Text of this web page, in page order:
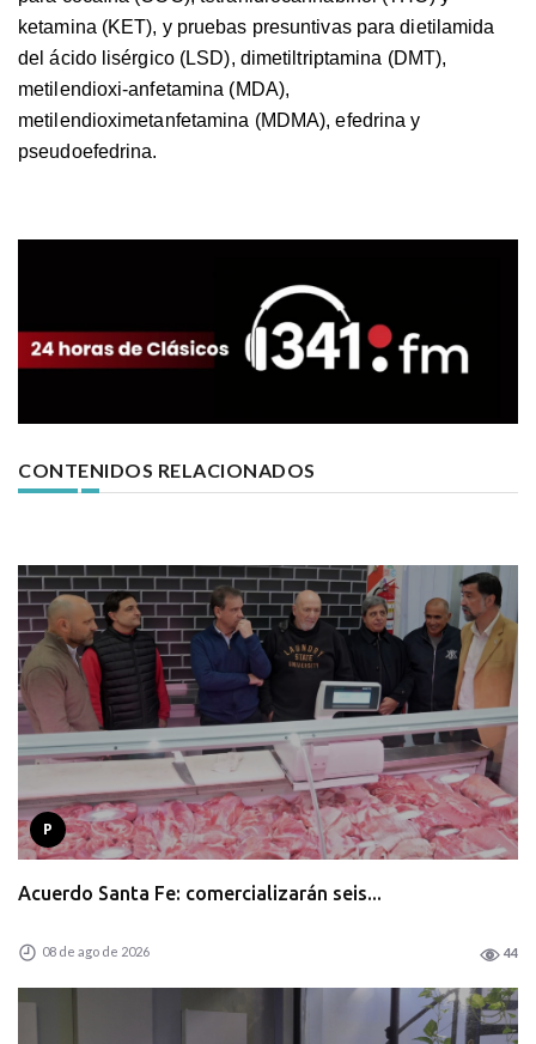
ketamina (KET), y pruebas presuntivas para dietilamida
del ácido lisérgico (LSD), dimetiltriptamina (DMT),
metilendioxi-anfetamina (MDA),
metilendioximetanfetamina (MDMA), efedrina y
pseudoefedrina.
CONTENIDOS RELACIONADOS
P
Acuerdo Santa Fe: comercializarán seis...
08 de ago de 2026 44